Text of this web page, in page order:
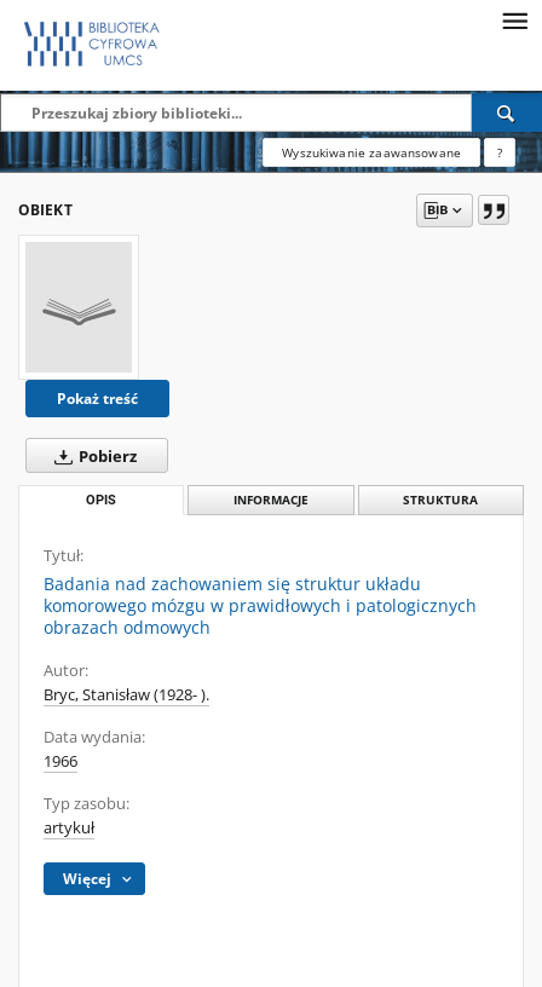
Wyszukiwanie zaawansowane ?
OBIEKT
Pokaż treść
Pobierz
OPIS INFORMACJE STRUKTURA
Tytuł:
Badania nad zachowaniem się struktur układu
komorowego mózgu w prawidłowych i patologicznych
obrazach odmowych
Autor:
Bryc, Stanisław (1928- ).
Data wydania:
1966
Typ zasobu:
artykuł
Więcej